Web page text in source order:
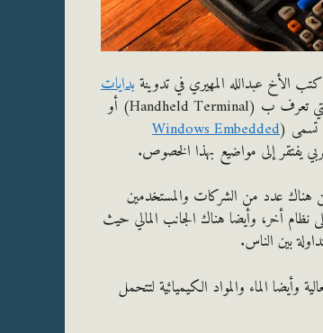
الأخ عبدالله المهيري في تدوينة بدايات
وهي كانت حافز لكتابة تجربتي في صيانة أجهزة الحاسوب المحمولة اليدوية التي تعرف ب (Handheld Terminal) أو
Windows Embedded
مايكروسوفت أوقفت الدعم عن هذا النظام منذ مطلع ٢٠٢٠، لكن هناك عدد من الشركات والمستخدمين
نظام أخر، وأيضا هناك الجانب المالي حيث
بين الناس.
الماء والمواد الكيميائية لتتحمل